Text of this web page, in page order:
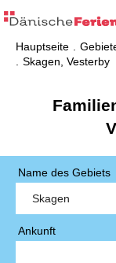
Hauptseite
Skagen, Vesterby
Name des Gebiets
Ankunft